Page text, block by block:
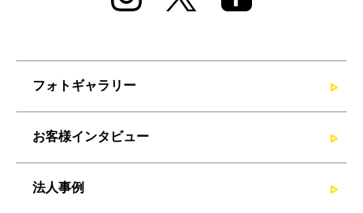
フォトギャラリー
お客様インタビュー
法人事例